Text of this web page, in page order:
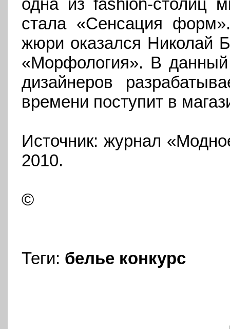
одна из fashion-столиц
стала «Сенсация
жюри оказался Николай
«Морфология». В
дизайнеров
времени поступит в
Источник: журнал
2010.
©
Теги: белье конкурс